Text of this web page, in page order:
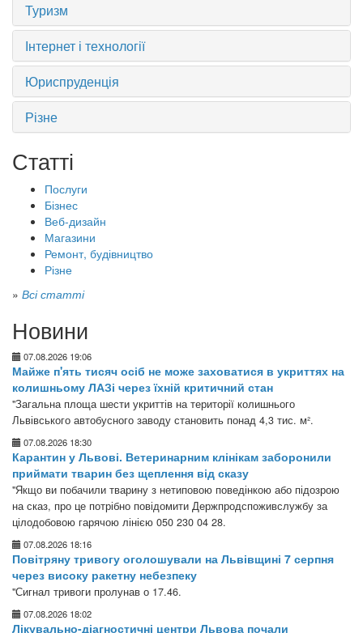
Туризм
Інтернет і технології
Юриспруденція
Різне
Статті
Послуги
Бізнес
Веб-дизайн
Магазини
Ремонт, будівництво
Різне
» Всі статті
Новини
07.08.2026 19:06
Майже п'ять тисяч осіб не може заховатися в укриттях на
колишньому ЛАЗі через їхній критичний стан
"Загальна площа шести укриттів на території колишнього
Львівського автобусного заводу становить понад 4,3 тис. м².
07.08.2026 18:30
Карантин у Львові. Ветеринарним клінікам заборонили
приймати тварин без щеплення від сказу
"Якщо ви побачили тварину з нетиповою поведінкою або підозрою
на сказ, про це потрібно повідомити Держпродспоживслужбу за
цілодобовою гарячою лінією 050 230 04 28.
07.08.2026 18:16
Повітряну тривогу оголошували на Львівщині 7 серпня
через високу ракетну небезпеку
"Сигнал тривоги пролунав о 17.46.
07.08.2026 18:02
Лікувально-діагностичні центри Львова почали